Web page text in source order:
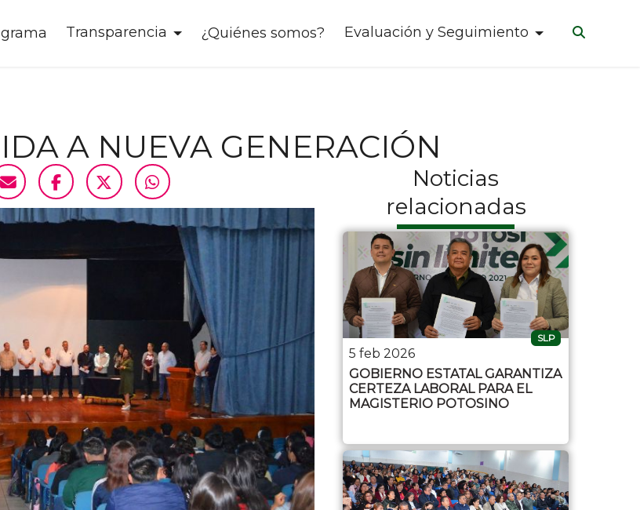
Transparencia ¿Quiénes somos? Evaluación y Seguimiento
A NUEVA GENERACIÓN
Noticias
relacionadas
SLP
5 feb 2026
GOBIERNO ESTATAL GARANTIZA
CERTEZA LABORAL PARA EL
MAGISTERIO POTOSINO